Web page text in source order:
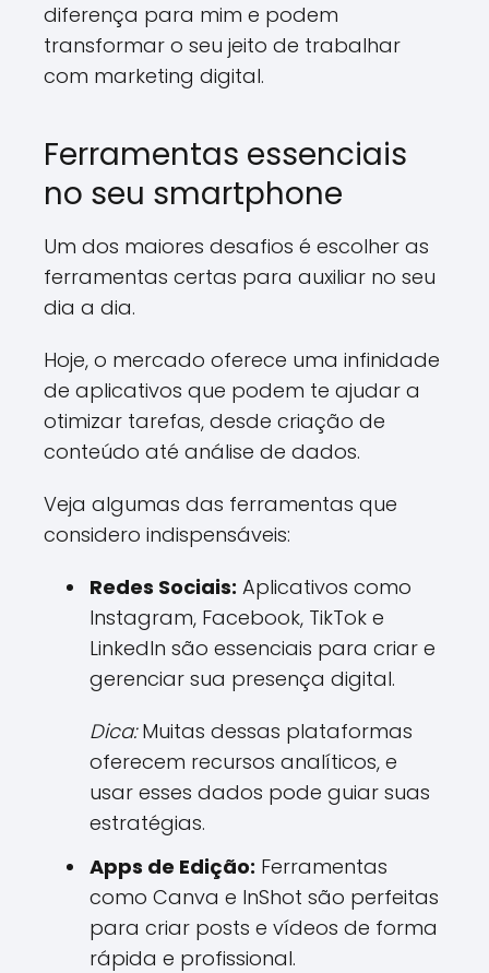
diferença para mim e podem
transformar o seu jeito de trabalhar
com marketing digital.
Ferramentas essenciais
no seu smartphone
Um dos maiores desafios é escolher as
ferramentas certas para auxiliar no seu
dia a dia.
Hoje, o mercado oferece uma infinidade
de aplicativos que podem te ajudar a
otimizar tarefas, desde criação de
conteúdo até análise de dados.
Veja algumas das ferramentas que
considero indispensáveis:
Redes Sociais: Aplicativos como
Instagram, Facebook, TikTok e
LinkedIn são essenciais para criar e
gerenciar sua presença digital.
Dica:Muitas dessas plataformas
oferecem recursos analíticos, e
usar esses dados pode guiar suas
estratégias.
Apps de Edição: Ferramentas
como Canva e InShot são perfeitas
para criar posts e vídeos de forma
rápida e profissional.